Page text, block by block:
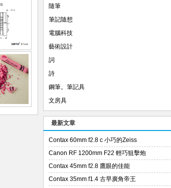
隨筆
筆記隨想
電腦科技
藝術設計
詞
詩
鋼筆。筆記具
文房具
最新文章
Contax 60mm f2.8 c 小巧的Zeiss
Canon RF 1200mm F22 輕巧狙擊炮
Contax 45mm f2.8 鷹眼的佳能
Contax 35mm f1.4 古早廣角帝王